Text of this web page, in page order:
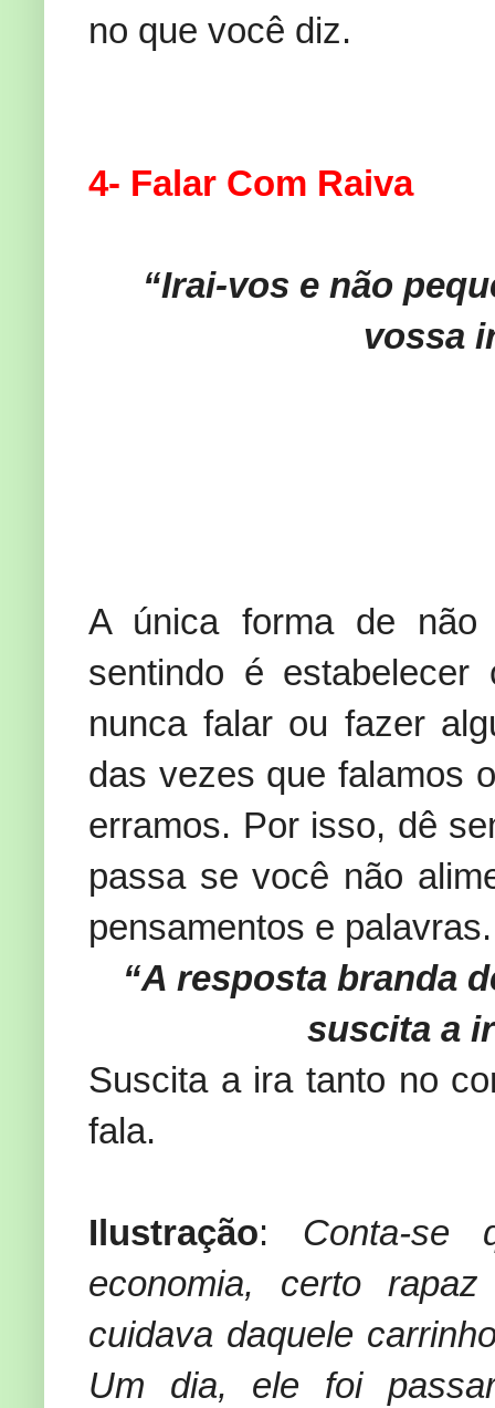
no que você diz.
4- Falar Com Raiva
“Irai-vos e não
vossa
A única forma de
sentindo é
nunca falar ou fazer
das vezes que falamos
erramos. Por isso, dê
passa se você não
pensamentos e
“A resposta branda
suscita a
Suscita a ira tanto no
fala.
Ilustração: Conta-se
economia, certo
cuidava daquele
Um dia, ele foi